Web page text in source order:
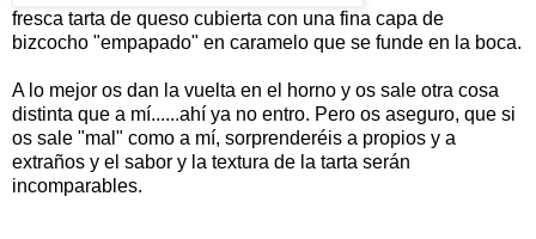
fresca tarta de queso cubierta con una fina capa de
bizcocho "empapado" en caramelo que se funde en la boca.
A lo mejor os dan la vuelta en el horno y os sale otra cosa
distinta que a mí......ahí ya no entro. Pero os aseguro, que si
os sale "mal" como a mí, sorprenderéis a propios y a
extraños y el sabor y la textura de la tarta serán
incomparables.